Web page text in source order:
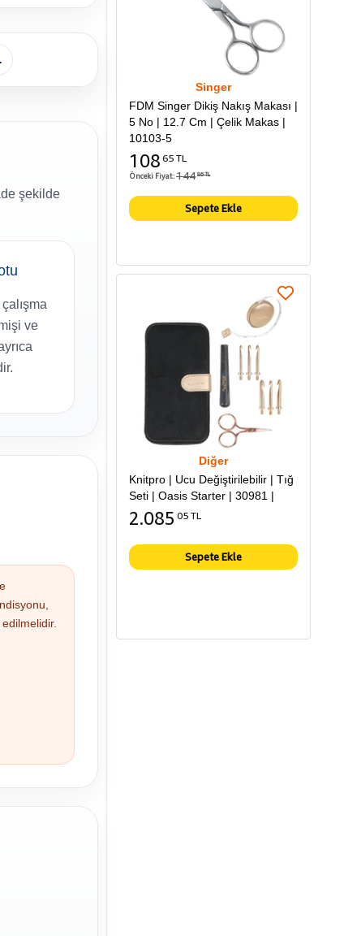
şekilde
ve
Singer
FDM Singer Dikiş Nakış Makası |
5 No | 12.7 Cm | Çelik Makas |
10103-5
108 65 TL
Önceki Fiyat:144 86 TL
Sepete Ekle
Diğer
Knitpro | Ucu Değiştirilebilir | Tığ
Seti | Oasis Starter | 30981 |
2.085 05 TL
Sepete Ekle